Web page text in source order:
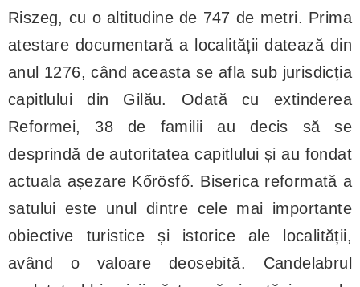
Riszeg, cu o altitudine de 747 de metri. Prima
atestare documentară a localității datează din
anul 1276, când aceasta se afla sub jurisdicția
capitlului din Gilău. Odată cu extinderea
Reformei, 38 de familii au decis să se
desprindă de autoritatea capitlului și au fondat
actuala așezare Kőrösfő. Biserica reformată a
satului este unul dintre cele mai importante
obiective turistice și istorice ale localității,
având o valoare deosebită. Candelabrul